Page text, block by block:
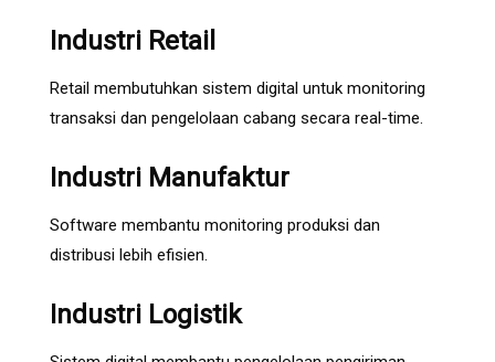
Industri Retail
Retail membutuhkan sistem digital untuk monitoring
transaksi dan pengelolaan cabang secara real-time.
Industri Manufaktur
Software membantu monitoring produksi dan
distribusi lebih efisien.
Industri Logistik